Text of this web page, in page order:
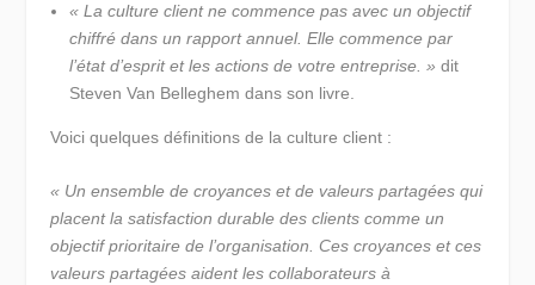
« La culture client ne commence pas avec un objectif
chiffré dans un rapport annuel. Elle commence par
l’état d’esprit et les actions de votre entreprise. » dit
Steven Van Belleghem dans son livre.
Voici quelques définitions de la culture client :
« Un ensemble de croyances et de valeurs partagées qui
placent la satisfaction durable des clients comme un
objectif prioritaire de l’organisation. Ces croyances et ces
valeurs partagées aident les collaborateurs à